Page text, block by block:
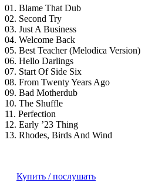
01. Blame That Dub
02. Second Try
03. Just A Business
04. Welcome Back
05. Best Teacher (Melodica Version)
06. Hello Darlings
07. Start Of Side Six
08. From Twenty Years Ago
09. Bad Motherdub
10. The Shuffle
11. Perfection
12. Early ’23 Thing
13. Rhodes, Birds And Wind
Купить / послушать